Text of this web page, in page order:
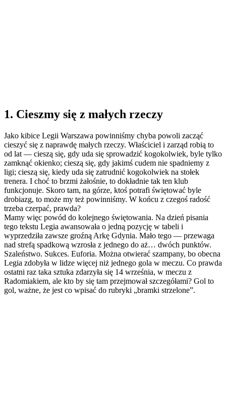
1. Cieszmy się z małych rzeczy
Jako kibice Legii Warszawa powinniśmy chyba powoli zacząć
cieszyć się z naprawdę małych rzeczy. Właściciel i zarząd robią to
od lat — cieszą się, gdy uda się sprowadzić kogokolwiek, byle tylko
zamknąć okienko; cieszą się, gdy jakimś cudem nie spadniemy z
ligi; cieszą się, kiedy uda się zatrudnić kogokolwiek na stołek
trenera. I choć to brzmi żałośnie, to dokładnie tak ten klub
funkcjonuje. Skoro tam, na górze, ktoś potrafi świętować byle
drobiazg, to może my też powinniśmy. W końcu z czegoś radość
trzeba czerpać, prawda?
Mamy więc powód do kolejnego świętowania. Na dzień pisania
tego tekstu Legia awansowała o jedną pozycję w tabeli i
wyprzedziła zawsze groźną Arkę Gdynia. Mało tego — przewaga
nad strefą spadkową wzrosła z jednego do aż… dwóch punktów.
Szaleństwo. Sukces. Euforia. Można otwierać szampany, bo obecna
Legia zdobyła w lidze więcej niż jednego gola w meczu. Co prawda
ostatni raz taka sztuka zdarzyła się 14 września, w meczu z
Radomiakiem, ale kto by się tam przejmował szczegółami? Gol to
gol, ważne, że jest co wpisać do rubryki „bramki strzelone”.